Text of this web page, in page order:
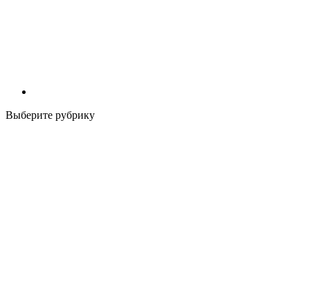
Выберите рубрику